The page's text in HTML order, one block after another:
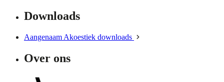
Downloads
Aangenaam Akoestiek downloads
Over ons